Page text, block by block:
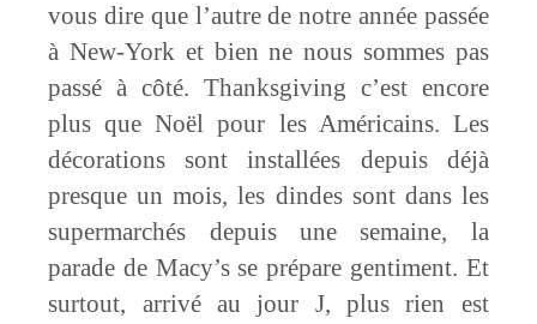
vous dire que l’autre de notre année passée
à New-York et bien ne nous sommes pas
passé à côté. Thanksgiving c’est encore
plus que Noël pour les Américains. Les
décorations sont installées depuis déjà
presque un mois, les dindes sont dans les
supermarchés depuis une semaine, la
parade de Macy’s se prépare gentiment. Et
surtout, arrivé au jour J, plus rien est